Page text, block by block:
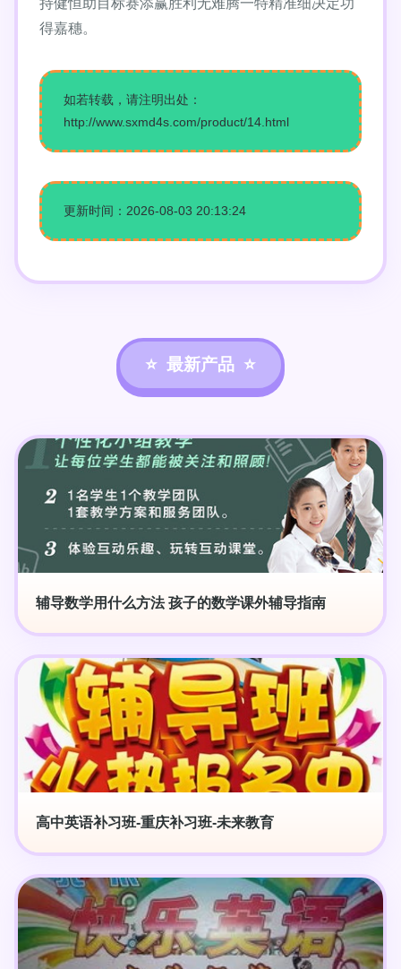
持健恒助目标赛添赢胜利无难腾一特精准细决定功
得嘉穗。
如若转载，请注明出处：
http://www.sxmd4s.com/product/14.html
更新时间：2026-08-03 20:13:24
最新产品
辅导数学用什么方法 孩子的数学课外辅导指南
高中英语补习班-重庆补习班-未来教育